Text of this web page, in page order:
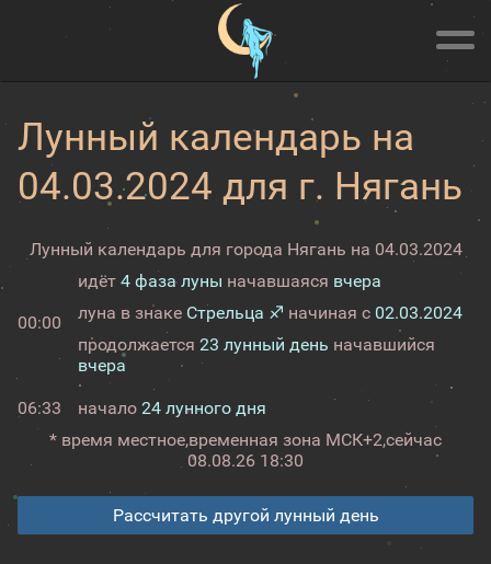
Лунный календарь на
04.03.2024 для г. Нягань
Лунный календарь для города Нягань на 04.03.2024
00:00
идёт 4 фаза луны начавшаяся вчера
луна в знаке Стрельца ♐ начиная с 02.03.2024
продолжается 23 лунный день начавшийся
вчера
06:33 начало 24 лунного дня
* время местное,временная зона МСК+2,сейчас
08.08.26 18:30
Рассчитать другой лунный день